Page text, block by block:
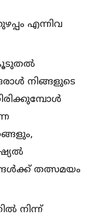
എന്നിവ
നിങ്ങളുടെ
തത്സമയം
നിന്ന്